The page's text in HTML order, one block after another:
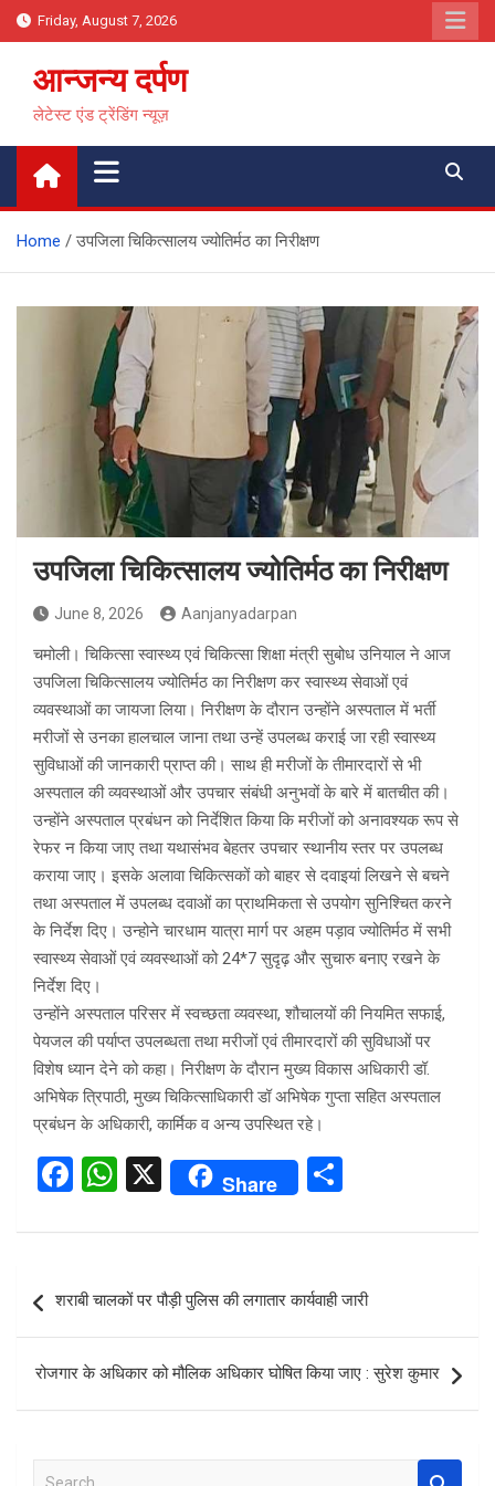
Skip
to
content
Friday, August 7, 2026
आन्जन्य दर्पण
लेटेस्ट एंड ट्रेंडिंग न्यूज़
Home उपजिला चिकित्सालय ज्योतिर्मठ का निरीक्षण
उपजिला चिकित्सालय ज्योतिर्मठ का निरीक्षण
June 8, 2026 Aanjanyadarpan
चमोली। चिकित्सा स्वास्थ्य एवं चिकित्सा शिक्षा मंत्री सुबोध उनियाल ने आज
उपजिला चिकित्सालय ज्योतिर्मठ का निरीक्षण कर स्वास्थ्य सेवाओं एवं
व्यवस्थाओं का जायजा लिया। निरीक्षण के दौरान उन्होंने अस्पताल में भर्ती
मरीजों से उनका हालचाल जाना तथा उन्हें उपलब्ध कराई जा रही स्वास्थ्य
सुविधाओं की जानकारी प्राप्त की। साथ ही मरीजों के तीमारदारों से भी
अस्पताल की व्यवस्थाओं और उपचार संबंधी अनुभवों के बारे में बातचीत की।
उन्होंने अस्पताल प्रबंधन को निर्देशित किया कि मरीजों को अनावश्यक रूप से
रेफर न किया जाए तथा यथासंभव बेहतर उपचार स्थानीय स्तर पर उपलब्ध
कराया जाए। इसके अलावा चिकित्सकों को बाहर से दवाइयां लिखने से बचने
तथा अस्पताल में उपलब्ध दवाओं का प्राथमिकता से उपयोग सुनिश्चित करने
के निर्देश दिए। उन्होने चारधाम यात्रा मार्ग पर अहम पड़ाव ज्योतिर्मठ में सभी
स्वास्थ्य सेवाओं एवं व्यवस्थाओं को 24*7 सुदृढ़ और सुचारु बनाए रखने के
निर्देश दिए।
उन्होंने अस्पताल परिसर में स्वच्छता व्यवस्था, शौचालयों की नियमित सफाई,
पेयजल की पर्याप्त उपलब्धता तथा मरीजों एवं तीमारदारों की सुविधाओं पर
विशेष ध्यान देने को कहा। निरीक्षण के दौरान मुख्य विकास अधिकारी डॉ.
अभिषेक त्रिपाठी, मुख्य चिकित्साधिकारी डॉ अभिषेक गुप्ता सहित अस्पताल
प्रबंधन के अधिकारी, कार्मिक व अन्य उपस्थित रहे।
F
ce
b
o
o
k
W
at
s
A
p
p
X Share
ar
navigation
शराबी चालकों पर पौड़ी पुलिस की लगातार कार्यवाही जारी
रोजगार के अधिकार को मौलिक अधिकार घोषित किया जाए : सुरेश कुमार